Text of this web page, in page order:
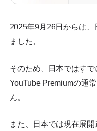
2025年9月26日からは、
ました。
そのため、日本ではすで
YouTube Premiumの通
ん。
また、日本では現在展